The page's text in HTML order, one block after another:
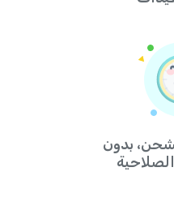
بدون
الصلاحية